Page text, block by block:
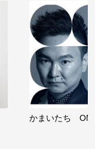
かまいたち